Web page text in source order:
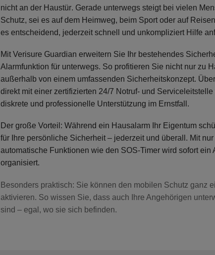
nicht an der Haustür. Gerade unterwegs steigt bei vielen
Schutz, sei es auf dem Heimweg, beim Sport oder auf
es entscheidend, jederzeit schnell und unkompliziert Hilfe
Mit Verisure Guardian erweitern Sie Ihr bestehendes
Alarmfunktion für unterwegs. So profitieren Sie nicht nur zu
außerhalb von einem umfassenden Sicherheitskonzept.
direkt mit einer zertifizierten 24/7 Notruf- und Serviceleitstelle
diskrete und professionelle Unterstützung im Ernstfall.
Der große Vorteil: Während ein Hausalarm Ihr Eigentum
für Ihre persönliche Sicherheit – jederzeit und überall . Mit
automatische Funktionen wie den SOS-Timer wird sofort ein
organisiert.
Besonders praktisch: Sie können den mobilen Schutz ganz
aktivieren. So wissen Sie, dass auch Ihre Angehörigen
sind – egal, wo sie sich befinden.